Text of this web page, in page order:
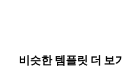
비슷한 템플릿 더 보기